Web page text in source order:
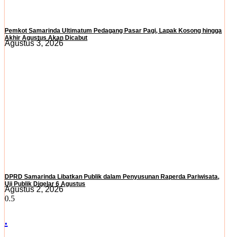
Pemkot Samarinda Ultimatum Pedagang Pasar Pagi, Lapak Kosong hingga
Akhir Agustus Akan Dicabut
Agustus 3, 2026
DPRD Samarinda Libatkan Publik dalam Penyusunan Raperda Pariwisata,
Uji Publik Digelar 6 Agustus
Agustus 2, 2026
.